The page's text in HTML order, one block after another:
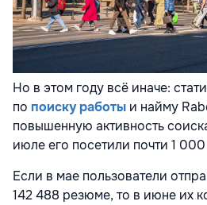
Но в этом году всё иначе:
по поиску работы и найму
повышенную активность
июле его посетили почти 1
Если в мае пользователи
142 488 резюме, то в июне их